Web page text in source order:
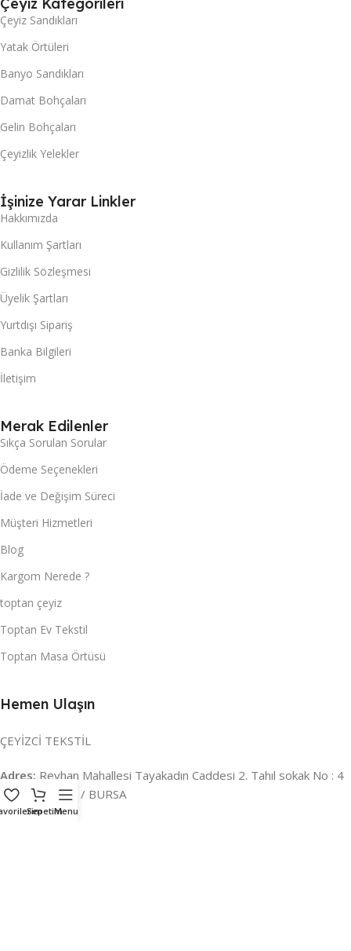
Çeyiz Sandıkları
Yatak Örtüleri
Banyo Sandıkları
Damat Bohçaları
Gelin Bohçaları
Çeyizlik Yelekler
İşinize Yarar Linkler
Hakkımızda
Kullanım Şartları
Gizlilik Sözleşmesi
Üyelik Şartları
Yurtdışı Sipariş
Banka Bilgileri
İletişim
Merak Edilenler
Sıkça Sorulan Sorular
Ödeme Seçenekleri
İade ve Değişim Süreci
Müşteri Hizmetleri
Blog
Kargom Nerede ?
toptan çeyiz
Toptan Ev Tekstil
Toptan Masa Örtüsü
Hemen Ulaşın
ÇEYİZCİ TEKSTİL
Adres: Reyhan Mahallesi Tayakadın Caddesi 2. Tahıl sokak No : 4
/ a Osmangazi / BURSA
SepetimMenu